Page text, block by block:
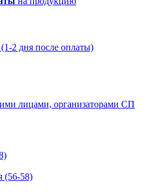
(1-2 дня после оплаты)
лицами, организаторами СП
(56-58)